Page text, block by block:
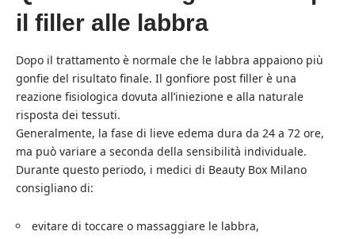
il filler alle labbra
Dopo il trattamento è normale che le labbra appaiono più
gonfie del risultato finale. Il gonfiore post filler è una
reazione fisiologica dovuta all’iniezione e alla naturale
risposta dei tessuti.
Generalmente, la fase di lieve edema dura da 24 a 72 ore,
ma può variare a seconda della sensibilità individuale.
Durante questo periodo, i medici di Beauty Box Milano
consigliano di:
evitare di toccare o massaggiare le labbra,